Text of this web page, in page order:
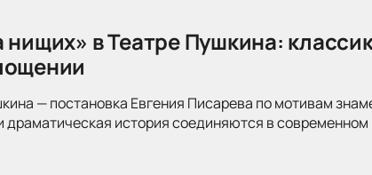
в Театре Пушкина:
— постановка Евгения Писарева по мотивам
драматическая история соединяются в современном